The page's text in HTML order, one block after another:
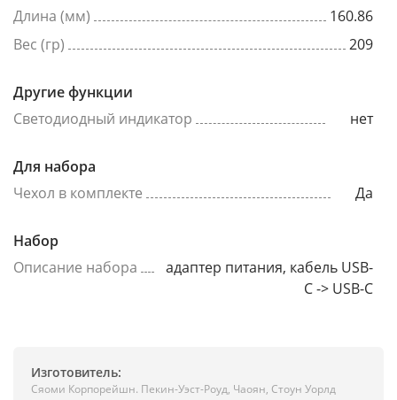
Длина (мм)
160.86
Вес (гр)
209
Другие функции
Светодиодный индикатор
нет
Для набора
Чехол в комплекте
Да
Набор
Описание набора
адаптер питания, кабель USB-
C -> USB-C
Изготовитель:
Сяоми Корпорейшн. Пекин-Уэст-Роуд, Чаоян, Стоун Уорлд